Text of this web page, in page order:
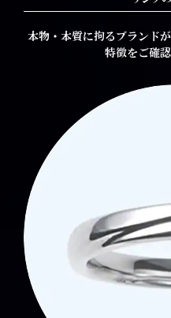
本物・本質に拘るブランド
特徴をご確